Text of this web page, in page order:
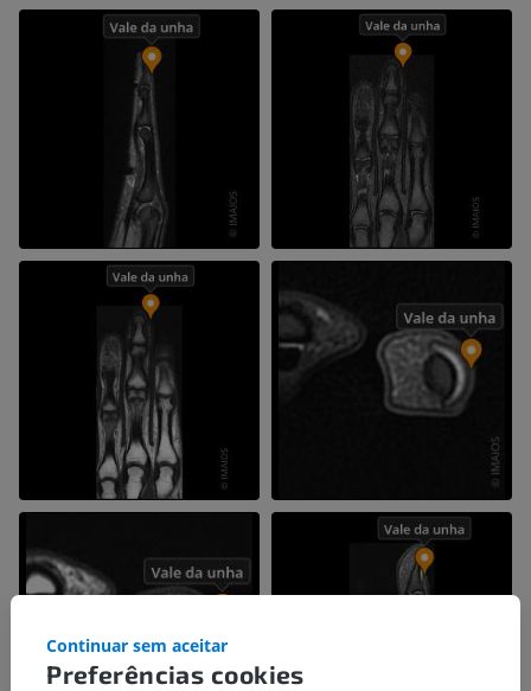
Preferências cookies
Continuar sem aceitar